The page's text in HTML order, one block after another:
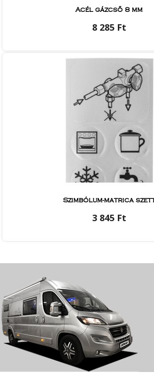
Acél gázcső 8 mm
8 285 Ft
Szimbólum-matrica szett
3 845 Ft